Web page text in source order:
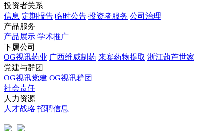
投资者关系
信息 定期报告 临时公告 投资者服务 公司治理
产品服务
产品展示 学术推广
下属公司
OG视讯药业 广西维威制药 来宾药物提取 浙江葫芦世家
党建与群团
OG视讯党建 OG视讯群团
社会责任
人力资源
人才战略 招聘信息